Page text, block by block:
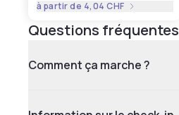
à partir de 4,04 CHF
Questions fréquentes
Comment ça marche ?